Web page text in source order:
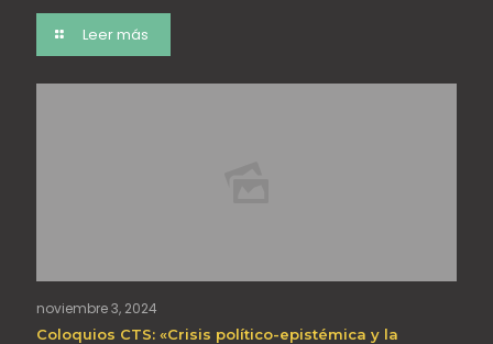
Leer más
noviembre 3, 2024
Coloquios CTS: «Crisis político-epistémica y la